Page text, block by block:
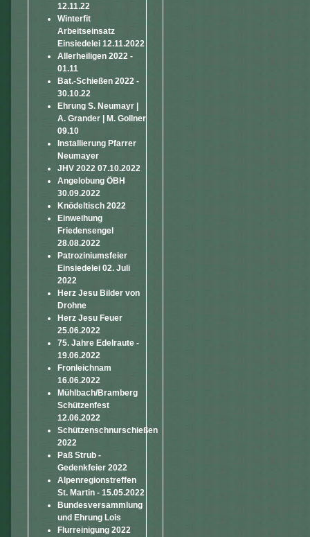
12.11.22
Winterfit
Arbeitseinsatz
Einsiedelei 12.11.2022
Allerheiligen 2022 -
01.11
Bat.-Schießen 2022 -
30.10.22
Ehrung S. Neumayr |
A. Grander | M. Gollner
09.10
Installierung Pfarrer
Neumayer
JHV 2022 07.10.2022
Angelobung ÖBH
30.09.2022
Knödeltisch 2022
Einweihung
Friedensengel
28.08.2022
Patroziniumsfeier
Einsiedelei 02. Juli
2022
Herz Jesu Bilder von
Drohne
Herz Jesu Feuer
25.06.2022
75. Jahre Edelraute -
19.06.2022
Fronleichnam
16.06.2022
Mühlbach/Bramberg
Schützenfest
12.06.2022
Schützenschnurschießen
2022
Paß Strub -
Gedenkfeier 2022
Alpenregionstreffen
St. Martin - 15.05.2022
Bundesversammlung
und Ehrung Lois
Flurreinigung 2022